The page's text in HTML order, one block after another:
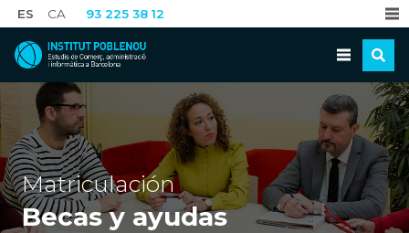
CA
ES 93 225 38 12
Matriculación
Becas y ayudas